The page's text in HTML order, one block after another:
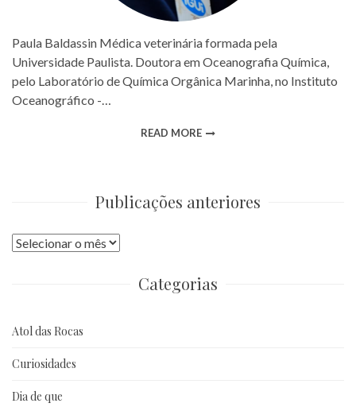
Paula Baldassin Médica veterinária formada pela
Universidade Paulista. Doutora em Oceanografia Química,
pelo Laboratório de Química Orgânica Marinha, no Instituto
Oceanográfico -…
READ MORE
Publicações anteriores
Publicações
Categorias
Atol das Rocas
Curiosidades
Dia de que